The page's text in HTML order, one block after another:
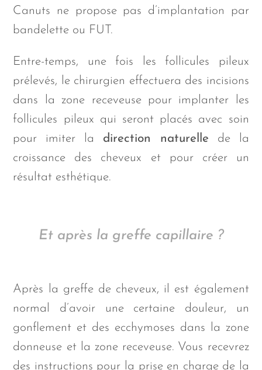
Canuts ne propose pas d’implantation par
bandelette ou FUT.
Entre-temps, une fois les follicules pileux
prélevés, le chirurgien effectuera des incisions
dans la zone receveuse pour implanter les
follicules pileux qui seront placés avec soin
pour imiter la direction naturelle de la
croissance des cheveux et pour créer un
résultat esthétique.
Et après la greffe capillaire ?
Après la greffe de cheveux, il est également
normal d’avoir une certaine douleur, un
gonflement et des ecchymoses dans la zone
donneuse et la zone receveuse. Vous recevrez
des instructions pour la prise en charge de la